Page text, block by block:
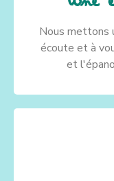
Nous mettons
écoute et à
et